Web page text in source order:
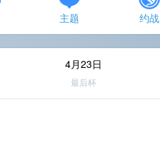
主题 约战
4月23日
最后杯